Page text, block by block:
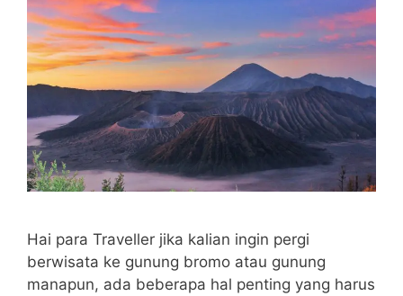
Hai para Traveller jika kalian ingin pergi
berwisata ke gunung bromo atau gunung
manapun, ada beberapa hal penting yang harus